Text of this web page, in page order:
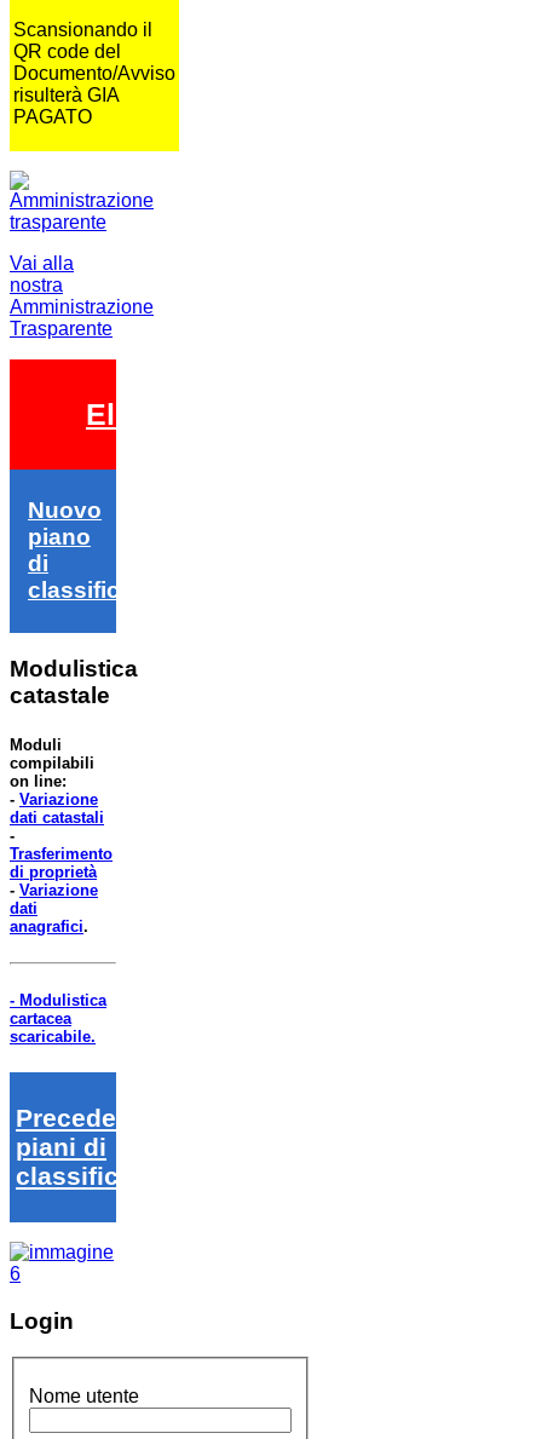
Scansionando il
QR code del
Documento/Avviso
risulterà GIA
PAGATO
Vai alla
nostra
Amministrazione
Trasparente
Elezioni 2026
Nuovo
piano
di
classifica
Modulistica
catastale
Moduli
compilabili
on line:
- Variazione
dati catastali
-
Trasferimento
di proprietà
- Variazione
dati
anagrafici.
- Modulistica
cartacea
scaricabile.
Precedenti
piani di
classifica
Login
Nome utente